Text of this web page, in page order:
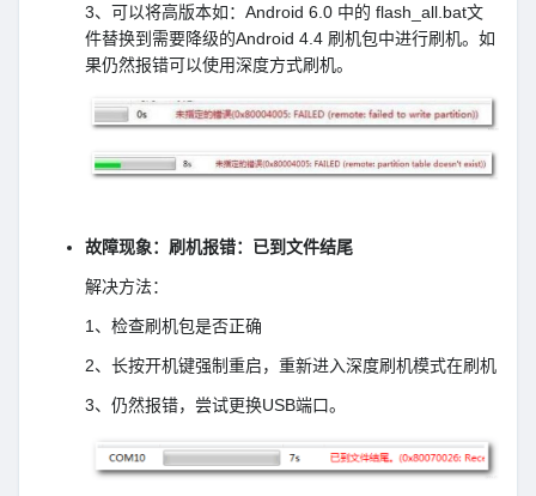
3、可以将高版本如：Android 6.0 中的 flash_all.bat文
件替换到需要降级的Android 4.4 刷机包中进行刷机。如
果仍然报错可以使用深度方式刷机。
故障现象：刷机报错：已到文件结尾
解决方法：
1、检查刷机包是否正确
2、长按开机键强制重启，重新进入深度刷机模式在刷机
3、仍然报错，尝试更换USB端口。